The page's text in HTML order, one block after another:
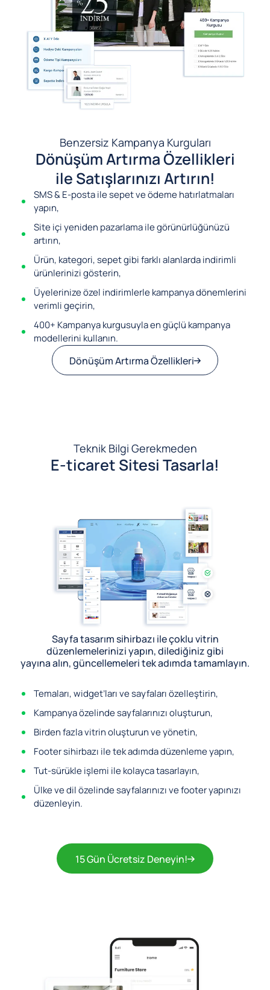
Benzersiz Kampanya Kurguları
Dönüşüm Artırma Özellikleri
ile Satışlarınızı Artırın!
SMS & E-posta ile sepet ve ödeme hatırlatmaları
yapın,
Site içi yeniden pazarlama ile görünürlüğünüzü
artırın,
Ürün, kategori, sepet gibi farklı alanlarda indirimli
ürünlerinizi gösterin,
Üyelerinize özel indirimlerle kampanya dönemlerini
verimli geçirin,
400+ Kampanya kurgusuyla en güçlü kampanya
modellerini kullanın.
Dönüşüm Artırma Özellikleri
Teknik Bilgi Gerekmeden
E-ticaret Sitesi Tasarla!
Sayfa tasarım sihirbazı ile çoklu vitrin
düzenlemelerinizi yapın, dilediğiniz gibi
yayına alın, güncellemeleri tek adımda tamamlayın.
Temaları, widget’ları ve sayfaları özelleştirin,
Kampanya özelinde sayfalarınızı oluşturun,
Birden fazla vitrin oluşturun ve yönetin,
Footer sihirbazı ile tek adımda düzenleme yapın,
Tut-sürükle işlemi ile kolayca tasarlayın,
Ülke ve dil özelinde sayfalarınızı ve footer yapınızı
düzenleyin.
15 Gün Ücretsiz Deneyin!